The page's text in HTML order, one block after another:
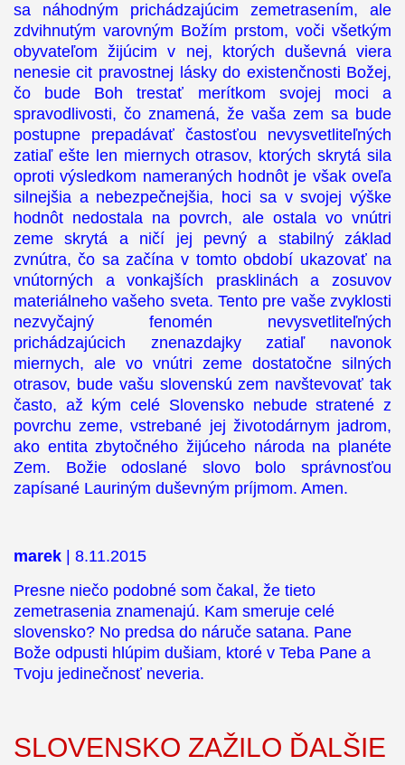
sa náhodným prichádzajúcim zemetrasením, ale
zdvihnutým varovným Božím prstom, voči všetkým
obyvateľom žijúcim v nej, ktorých duševná viera
nenesie cit pravostnej lásky do existenčnosti Božej,
čo bude Boh trestať merítkom svojej moci a
spravodlivosti, čo znamená, že vaša zem sa bude
postupne prepadávať častosťou nevysvetliteľných
zatiaľ ešte len miernych otrasov, ktorých skrytá sila
oproti výsledkom nameraných hodnôt je však oveľa
silnejšia a nebezpečnejšia, hoci sa v svojej výške
hodnôt nedostala na povrch, ale ostala vo vnútri
zeme skrytá a ničí jej pevný a stabilný základ
zvnútra, čo sa začína v tomto období ukazovať na
vnútorných a vonkajších prasklinách a zosuvov
materiálneho vašeho sveta. Tento pre vaše zvyklosti
nezvyčajný fenomén nevysvetliteľných
prichádzajúcich znenazdajky zatiaľ navonok
miernych, ale vo vnútri zeme dostatočne silných
otrasov, bude vašu slovenskú zem navštevovať tak
často, až kým celé Slovensko nebude stratené z
povrchu zeme, vstrebané jej životodárnym jadrom,
ako entita zbytočného žijúceho národa na planéte
Zem. Božie odoslané slovo bolo správnosťou
zapísané Lauriným duševným príjmom. Amen.
marek
| 8.11.2015
Presne niečo podobné som čakal, že tieto
zemetrasenia znamenajú. Kam smeruje celé
slovensko? No predsa do náruče satana. Pane
Bože odpusti hlúpim dušiam, ktoré v Teba Pane a
Tvoju jedinečnosť neveria.
SLOVENSKO ZAŽILO ĎALŠIE